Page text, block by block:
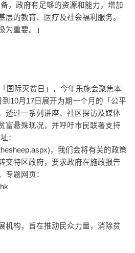
，政府有足够的资源和能力，增加
层的教育、医疗及社会福利服务。
为重要。」
国际灭贫日」，今年乐施会聚焦本
10月17日展开为期一个月的「公平
透过一系列讲座、社区探访及媒体
富悬殊现况，并呼吁市民联署支持
：
，我们会将有关的政策
交特区政府，要求政府在施政报告
专题网页：
机构，旨在推动民众力量，消除贫